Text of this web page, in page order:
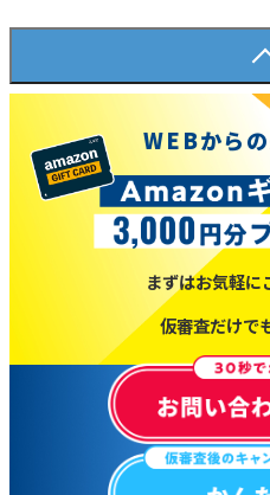
WEBから
まずはお気軽に
仮審査だけで